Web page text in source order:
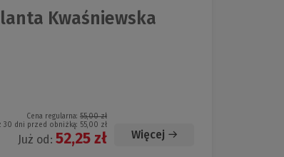
Kwaśniewska
Cena regularna: 55,00 zł
30 dni przed obniżką: 55,00 zł
Już od: 52,25 zł Więcej